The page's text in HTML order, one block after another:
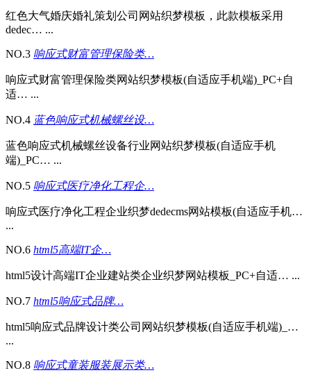
红色大气婚庆婚礼策划公司网站织梦模板，此款模板采用
dedec… ...
NO.3 响应式财富管理保险类…
响应式财富管理保险类网站织梦模板(自适应手机端)_PC+自
适… ...
NO.4 蓝色响应式机械螺丝设…
蓝色响应式机械螺丝设备行业网站织梦模板(自适应手机
端)_PC… ...
NO.5 响应式医疗净化工程企…
响应式医疗净化工程企业织梦dedecms网站模板(自适应手机…
...
NO.6 html5高端IT企…
html5设计高端IT企业建站类企业织梦网站模板_PC+自适… ...
NO.7 html5响应式品牌…
html5响应式品牌设计类公司网站织梦模板(自适应手机端)_…
...
NO.8 响应式童装服装展示类…